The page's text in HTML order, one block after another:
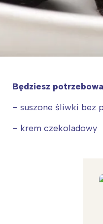
Będziesz
– suszone śliwki bez
– krem czekoladowy